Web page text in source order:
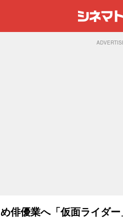
俳優業へ「仮面ライダ